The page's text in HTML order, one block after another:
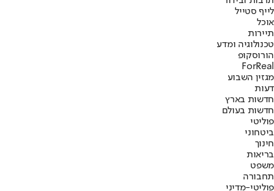
לייף סטייל
אוכל
תיירות
טכנולוגיה ומדע
הורוסקופ
ForReal
מגזין השבוע
דעות
חדשות בארץ
חדשות בעולם
פוליטי
ביטחוני
חינוך
בריאות
משפט
תחבורה
פוליטי-מדיני